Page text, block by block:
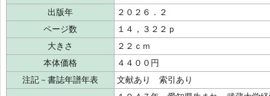
出版年
２０２６．２
ページ数
１４，３２２ｐ
大きさ
２２ｃｍ
本体価格
４４００円
注記－書誌年譜年表
文献あり 索引あり